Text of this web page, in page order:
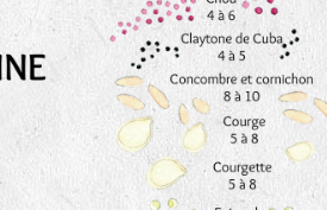
du lot
calibre